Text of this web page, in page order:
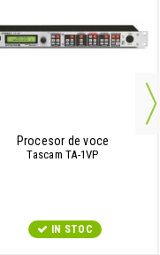
Procesor de voce
Tascam TA-1VP
IN STOC